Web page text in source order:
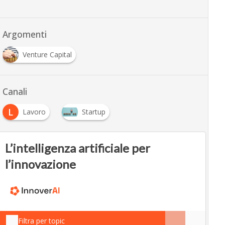
Argomenti
Venture Capital
Canali
L
Lavoro Startup
L’intelligenza artificiale per
l’innovazione
Filtra per topic